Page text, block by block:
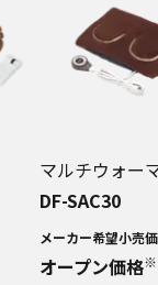
マルチウォー
DF-SAC30
メーカー希望小売
オープン価格※